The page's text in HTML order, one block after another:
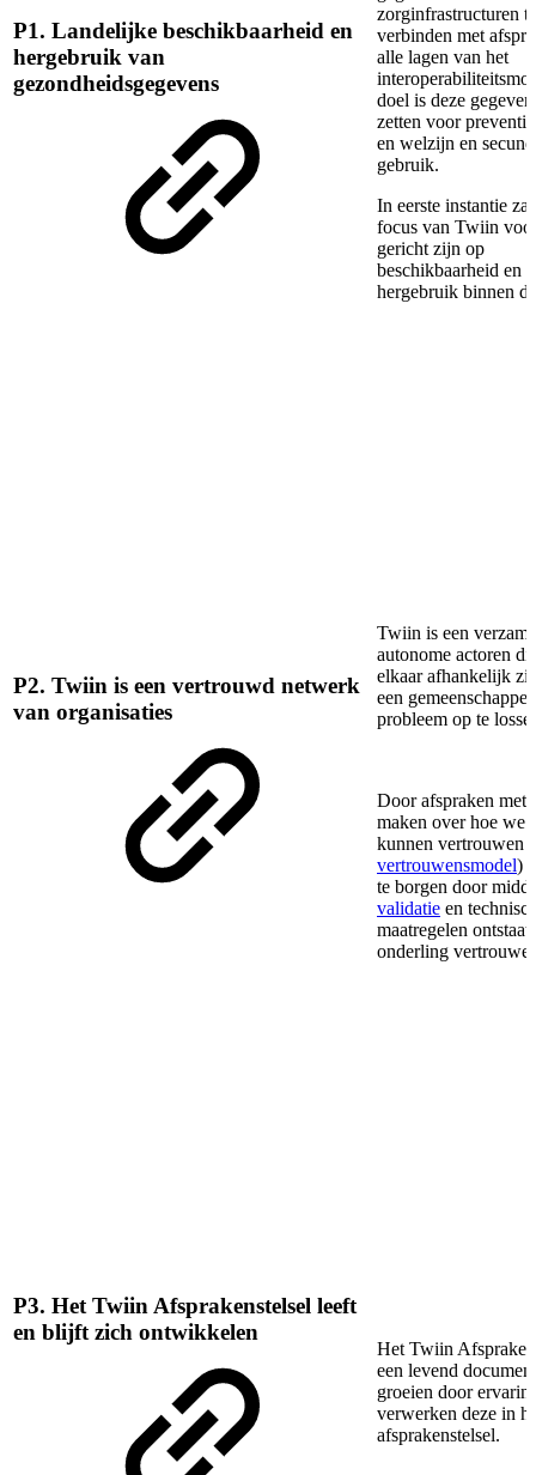
P1. Landelijke beschikbaarheid en
hergebruik van
gezondheidsgegevens
zorginfrastructuren te
verbinden met
alle lagen van het
doel is deze
zetten voor
en welzijn en
gebruik.
In eerste instantie
focus van Twiin
gericht zijn op
beschikbaarheid en
hergebruik binnen
P2. Twiin is een vertrouwd netwerk
van organisaties
Twiin is een
autonome actoren
elkaar afhankelijk
een
probleem op te
Door afspraken met
maken over hoe we
kunnen vertrouwen
vertrouwensmodel)
te borgen door
validatie en
maatregelen ontstaat
onderling
P3. Het Twiin Afsprakenstelsel leeft
en blijft zich ontwikkelen
Het Twiin
een levend
groeien door
verwerken deze in
afsprakenstelsel.